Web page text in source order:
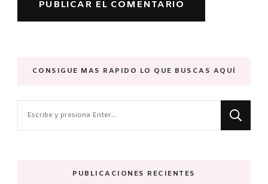
CONSIGUE MAS RAPIDO LO QUE BUSCAS AQUÍ
PUBLICACIONES RECIENTES